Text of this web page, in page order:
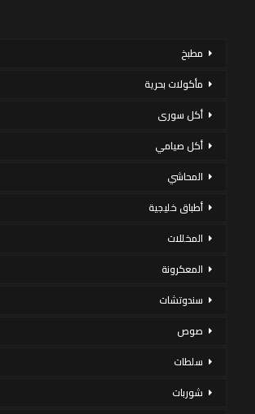
مطبخ
مأكولات بحرية
أكل سورى
أكل صيامي
المحاشي
أطباق خليجية
المخللات
المعكرونة
سندوتشات
صوص
سلطات
شوربات